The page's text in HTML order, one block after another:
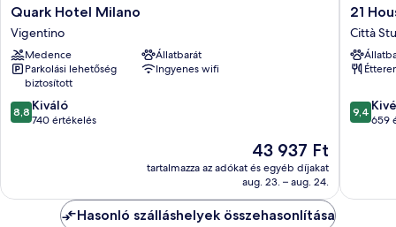
Quark
Hotel
Milano
Vigentino
Quark Hotel Milano
Vigentino
Medence
Állatbarát
Parkolási lehetőség
biztosított
Ingyenes wifi
8.8
ennyiből:
8,8 Kiváló
740 értékelés
Az
ár
43 937 Ft
43 937 Ft
tartalmazza az adókat és egyéb díjakat
aug. 23. – aug. 24.
21
House
of
Stories
Città
Città
Studi
21
Città
9.4
9,4
659
Hasonló szálláshelyek összehasonlítása